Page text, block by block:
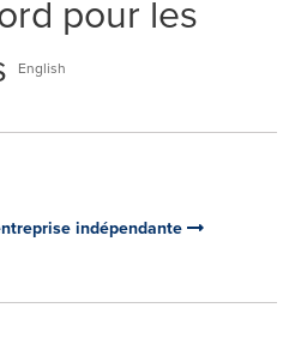
pour les
English
indépendante